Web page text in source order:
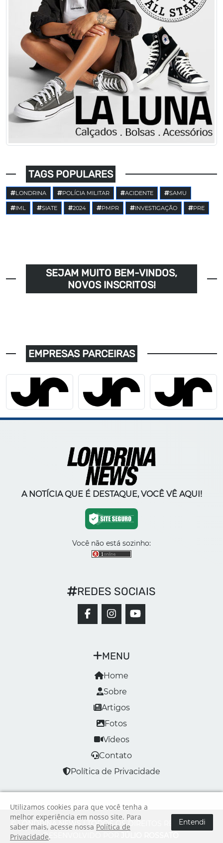
TAGS POPULARES
LONDRINA POLÍCIA MILITAR ACIDENTE SAMU
IML SIATE 2024 PMPR INVESTIGAÇÃO PRE
SEJAM MUITO BEM-VINDOS,
NOVOS INSCRITOS!
EMPRESAS PARCEIRAS
A NOTÍCIA QUE É DESTAQUE, VOCÊ VÊ AQUI!
Você não está sozinho:
MENU
Home
Sobre
Artigos
Fotos
Vídeos
Contato
Política de Privacidade
REDES SOCIAIS
© LONDRINA NEWS | TODOS OS DIREITOS RESERVADOS
DESENVOLVIDO POR
Utilizamos cookies para que você tenha a
melhor experiência em nosso site. Para
saber mais, acesse nossa Política de
Privacidade.
Entendi